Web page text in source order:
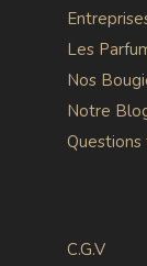
Les
Nos
Notre
C.G.V